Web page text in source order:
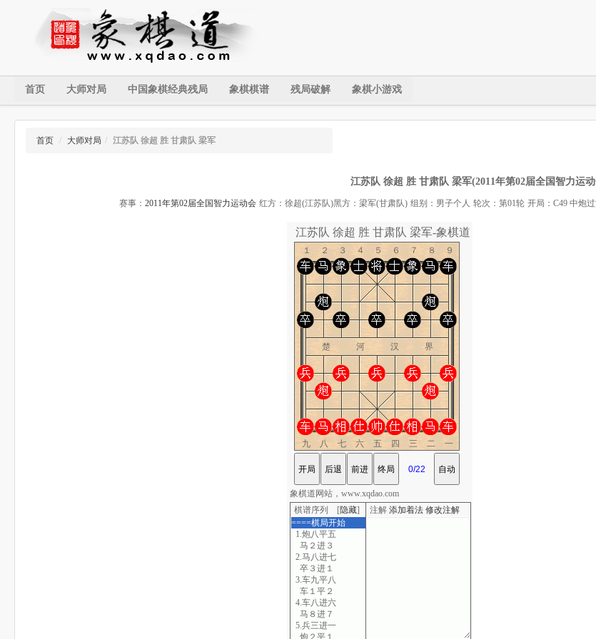
首页 大师对局 中国象棋经典残局 象棋棋谱 残局破解 象棋小游戏
首页 / 大师对局 / 江苏队 徐超 胜 甘肃队 梁军
江苏队 徐超 胜 甘肃队 梁军(2011年第02届全国智力运
赛事： 2011年第02届全国智力运动会 红方：徐超(江苏队)黑方：梁军(甘肃队) 组别：男子个人 轮次：第01轮 开局：C49 中炮
江苏队 徐超 胜 甘肃队 梁军-象棋道
１２３４５６７８９
楚 河 汉 界
九八七六五四三二一
棋谱序列 [隐藏]
====棋局开始
1.炮八平五
马２进３
2.马八进七
卒３进１
3.车九平八
车１平２
4.车八进六
马８进７
5.兵三进一
炮２平１
注解 添加着法 修改注解
象棋道网站，www.xqdao.com